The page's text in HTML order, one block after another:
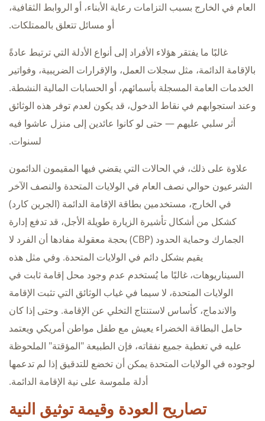
العام في الخارج بسبب التزامات رعاية الأبناء، أو الروابط الثقافية،
أو مسائل تتعلق بالممتلكات.
غالبًا ما يفتقر هؤلاء الأفراد إلى أنواع الأدلة التي ترتبط عادةً
بالإقامة الدائمة، مثل سجلات العمل، والإقرارات الضريبية، وفواتير
الخدمات العامة المسجلة بأسمائهم، أو الحسابات المالية النشطة.
وعند استجوابهم في نقاط الدخول، قد يكون لعدم توفر هذه الوثائق
أثر سلبي عليهم — حتى لو كانوا عائدين إلى منزل عاشوا فيه
لسنوات.
علاوة على ذلك، في الحالات التي يقضي فيها المقيمون الدائمون
الشرعيون حوالي نصف العام في الولايات المتحدة والنصف الآخر
في الخارج، مستخدمين بطاقة الإقامة الدائمة (الجرين كارد)
كشكل من أشكال تأشيرة الزيارة طويلة الأجل، قد تدفع إدارة
الجمارك وحماية الحدود (CBP) بحجة معقولة مفادها أن الفرد لا
يقيم بشكل دائم في الولايات المتحدة. وفي مثل هذه
السيناريوهات، غالبًا ما يُستخدم عدم وجود محل إقامة ثابت في
الولايات المتحدة، لا سيما في غياب الوثائق التي تثبت الإقامة
والاندماج، كأساس لاستنتاج التخلي عن الإقامة. وحتى إذا كان
حامل البطاقة الخضراء يعيش مع طفل مواطن أمريكي ويعتمد
عليه في تغطية جميع نفقاته، فإن الطبيعة "المؤقتة" الملحوظة
لوجوده في الولايات المتحدة يمكن أن تخضع للتدقيق إذا لم تدعمها
أدلة ملموسة على نية الإقامة الدائمة.
تصاريح العودة وقيمة توثيق النية